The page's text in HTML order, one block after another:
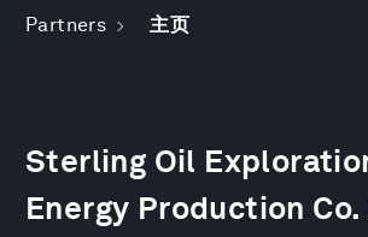
Partners 主页
Sterling Oil
Energy Production